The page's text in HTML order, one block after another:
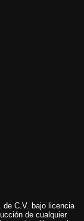
de C.V. bajo licencia
de cualquier